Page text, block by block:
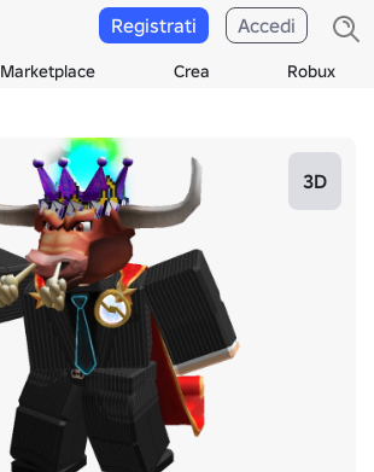
Marketplace Crea Robux
Registrati Accedi
3D